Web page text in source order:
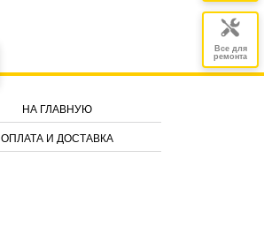
Все для
ремонта
НА ГЛАВНУЮ
ОПЛАТА И ДОСТАВКА